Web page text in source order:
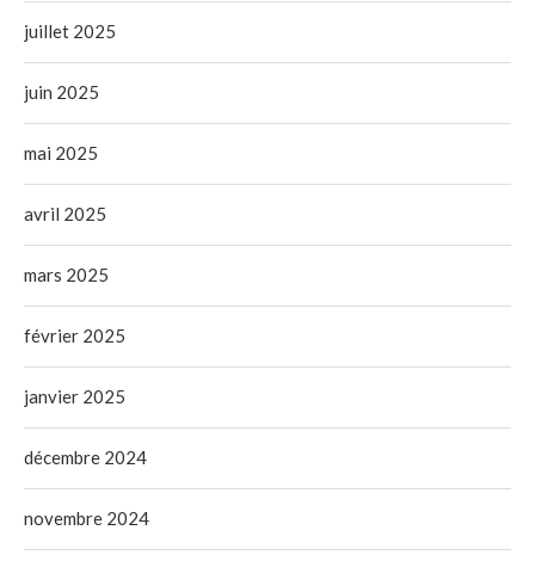
juillet 2025
juin 2025
mai 2025
avril 2025
mars 2025
février 2025
janvier 2025
décembre 2024
novembre 2024